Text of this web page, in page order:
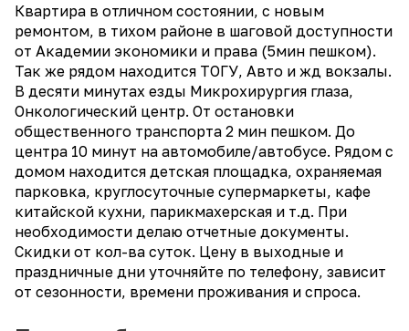
Квартира в отличном состоянии, с новым
ремонтом, в тихом районе в шаговой доступности
от Академии экономики и права (5мин пешком).
Так же рядом находится ТОГУ, Авто и жд вокзалы.
В десяти минутах езды Микрохирургия глаза,
Онкологический центр. От остановки
общественного транспорта 2 мин пешком. До
центра 10 минут на автомобиле/автобусе. Рядом с
домом находится детская площадка, охраняемая
парковка, круглосуточные супермаркеты, кафе
китайской кухни, парикмахерская и т.д. При
необходимости делаю отчетные документы.
Скидки от кол-ва суток. Цену в выходные и
праздничные дни уточняйте по телефону, зависит
от сезонности, времени проживания и спроса.